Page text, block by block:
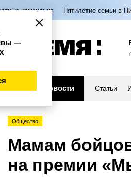
изменения Пятилетие семьи в
Новости Статьи
Общество
Мамам
на премии
—